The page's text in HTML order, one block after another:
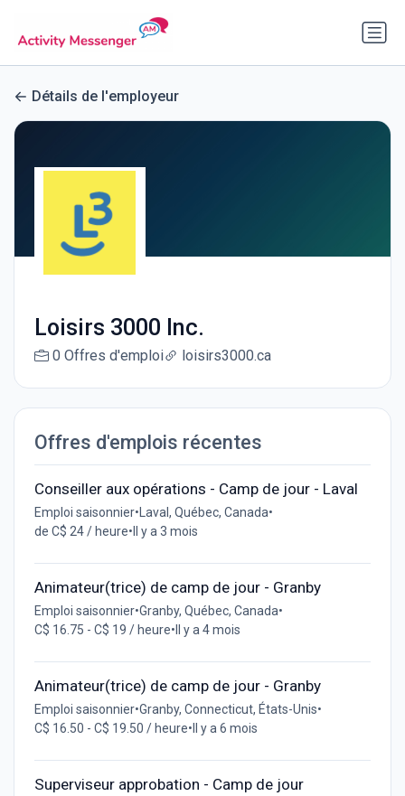
Détails de l'employeur
Loisirs 3000 Inc.
0 Offres d'emploi loisirs3000.ca
Offres d'emplois récentes
Conseiller aux opérations - Camp de jour - Laval
Emploi saisonnier• Laval, Québec, Canada•
de C$ 24 / heure• Il y a 3 mois
Animateur(trice) de camp de jour - Granby
Emploi saisonnier•Granby, Québec, Canada•
C$ 16.75 - C$ 19 / heure• Il y a 4 mois
Animateur(trice) de camp de jour - Granby
Emploi saisonnier•Granby, Connecticut, États-Unis•
C$ 16.50 - C$ 19.50 / heure• Il y a 6 mois
Superviseur approbation - Camp de jour